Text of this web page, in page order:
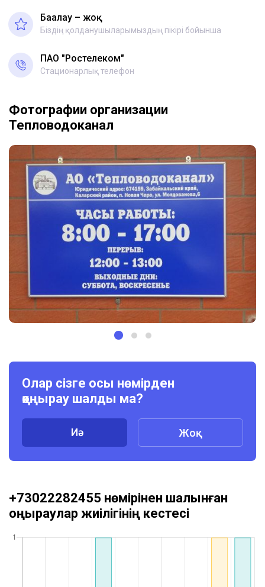
Бағалау – жоқ
Біздің қолданушыларымыздың пікірі бойынша
ПАО "Ростелеком"
Стационарлық телефон
Фотографии организации
Тепловодоканал
Олар сізге осы нөмірден
қоңырау шалды ма?
Иә Жоқ
+73022282455 нөмірінен шалынған
қоңыраулар жиілігінің кестесі